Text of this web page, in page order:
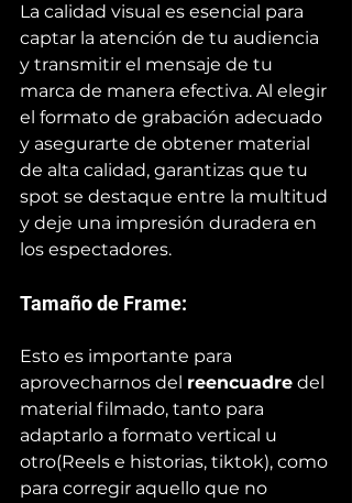
La calidad visual es esencial para
captar la atención de tu audiencia
y transmitir el mensaje de tu
marca de manera efectiva. Al elegir
el formato de grabación adecuado
y asegurarte de obtener material
de alta calidad, garantizas que tu
spot se destaque entre la multitud
y deje una impresión duradera en
los espectadores.
Tamaño de Frame:
Esto es importante para
aprovecharnos del reencuadre del
material filmado, tanto para
adaptarlo a formato vertical u
otro(Reels e historias, tiktok), como
para corregir aquello que no